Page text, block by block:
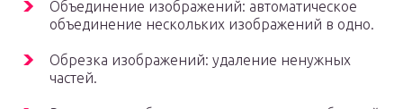
Объединение изображений: автоматическое
объединение нескольких изображений в одно.
Обрезка изображений: удаление ненужных
частей.